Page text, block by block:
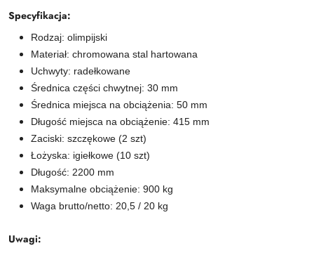
Specyfikacja:
Rodzaj: olimpijski
Materiał: chromowana stal hartowana
Uchwyty: radełkowane
Średnica części chwytnej: 30 mm
Średnica miejsca na obciążenia: 50 mm
Długość miejsca na obciążenie: 415 mm
Zaciski: szczękowe (2 szt)
Łożyska: igiełkowe (10 szt)
Długość: 2200 mm
Maksymalne obciążenie: 900 kg
Waga brutto/netto: 20,5 / 20 kg
Uwagi: